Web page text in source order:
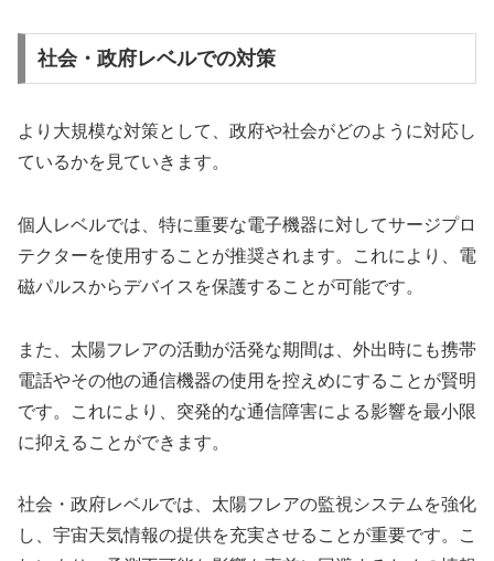
社会・政府レベルでの対策
より大規模な対策として、政府や社会がどのように対応し
ているかを見ていきます。
個人レベルでは、特に重要な電子機器に対してサージプロ
テクターを使用することが推奨されます。これにより、電
磁パルスからデバイスを保護することが可能です。
また、太陽フレアの活動が活発な期間は、外出時にも携帯
電話やその他の通信機器の使用を控えめにすることが賢明
です。これにより、突発的な通信障害による影響を最小限
に抑えることができます。
社会・政府レベルでは、太陽フレアの監視システムを強化
し、宇宙天気情報の提供を充実させることが重要です。こ